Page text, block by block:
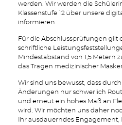
werden. Wir werden die
Klassenstufe 12 über unsere
informieren.
Für die Abschlussprüfungen gilt
schriftliche
Mindestabstand von 1,5 Metern
das Tragen medizinischer
Wir sind uns bewusst, dass
Änderungen nur schwerlich
und erneut ein hohes Maß an
wird. Wir möchten uns daher
Ihr ausdauerndes Engagement,